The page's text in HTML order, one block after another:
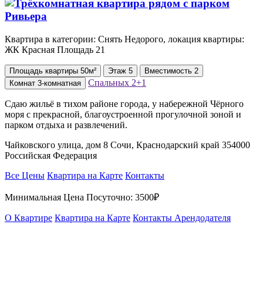
Квартира в категории: Снять Недорого, локация квартиры:
ЖК Красная Площадь 21
Площадь квартиры 50м² Этаж 5 Вместимость 2
Комнат 3-комнатная Спальных 2+1
Сдаю жильё в тихом районе города, у набережной Чёрного
моря с прекрасной, благоустроенной прогулочной зоной и
парком отдыха и развлечений.
Чайковского улица, дом 8 Сочи, Краснодарский край 354000
Российская Федерация
Все Цены Квартира на Карте Контакты
Минимальная Цена Посуточно: 3500₽
О Квартире Квартира на Карте Контакты Арендодателя